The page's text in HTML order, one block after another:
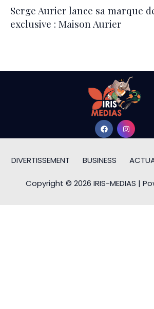
Serge Aurier lance sa marque
exclusive : Maison Aurier
DIVERTISSEMENT BUSINESS
Copyright © 2026 IRIS-MEDIAS |